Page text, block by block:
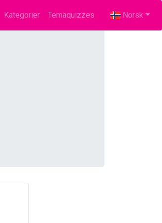
(current)
Kategorier Temaquizzes Norsk